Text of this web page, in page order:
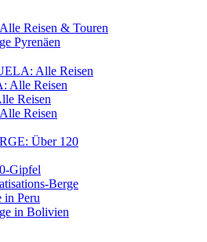
Reisen & Touren
Pyrenäen
Alle Reisen
Reisen
Reisen
Reisen
Über 120
Gipfel
Berge
Peru
in Bolivien